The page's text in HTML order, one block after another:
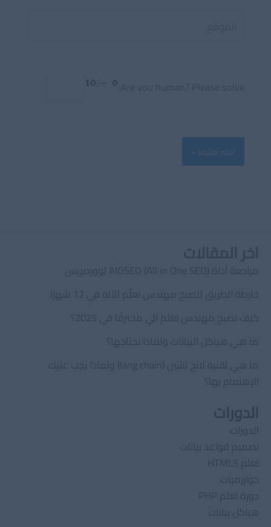
مراجعة أداة AIOSEO (All in One SEO) لووردبريس
خارطة الطريق لتصبح مهندس تعلّم الآلة في 12 شهرًا
كيف تصبح مهندس تعلم آلي محترفًا في 2025؟
ما هي هياكل البيانات ولماذا نحتاجها؟
ما هي تقنية لانج تشين (lang chain) ولماذا يجب عليك
الإهتمام بها؟
الدورات
الدورات
تصميم قواعد بيانات
تعلم HTML5
خوارزميات
دورة تعلم PHP
هياكل بيانات